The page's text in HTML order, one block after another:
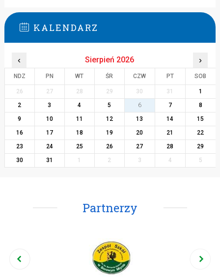
KALENDARZ
‹ Sierpień 2026 ›
NDZ PN WT ŚR CZW PT SOB
26 27 28 29 30 31
1
2
3 4 5 6 7
8
9
10 11 12 13 14
15
16
17 18 19 20 21
22
23
24 25 26 27 28
29
30
31 1 2 3 4 5
Partnerzy